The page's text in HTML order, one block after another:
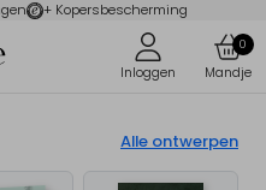
+ Kopersbescherming
0
Alle ontwerpen